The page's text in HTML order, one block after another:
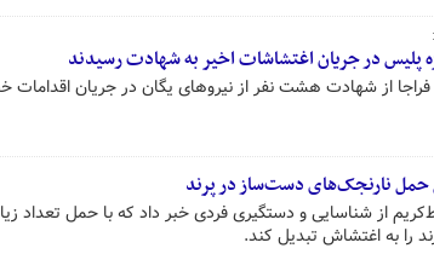
فراجا از شهادت هشت نفر از نیروهای یگان در جریان
حمل نارنجک‌های دست‌ساز در پرند
از شناسایی و دستگیری فردی خبر داد که با حمل
را به اغتشاش تبدیل کند.